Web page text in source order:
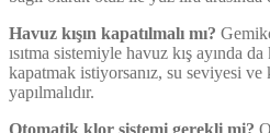
Havuz kışın kapatılmalı mı?
ısıtma sistemiyle havuz kış ayında
kapatmak istiyorsanız, su seviyesi ve
yapılmalıdır.